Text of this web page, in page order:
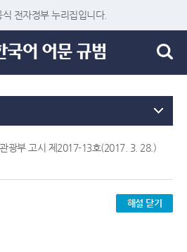
전자정부 누리집입니다.
광부 고시 제2017-13호(2017. 3. 28.)
해설 닫기